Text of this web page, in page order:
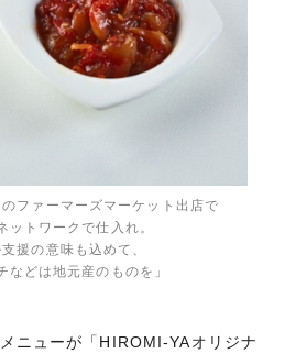
のファーマーズマーケット出店で
ットワークで仕入れ。
支援の意味も込めて、
などは地元産のものを」
ニューが「HIROMI-YAオリジナ